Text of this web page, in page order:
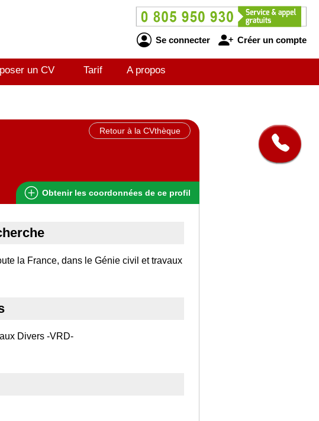
Se connecter Créer un compte
un CV Tarif A propos
Retour à la CVthèque
Obtenir les coordonnées de ce profil
la France, dans le Génie civil et travaux
Divers -VRD-